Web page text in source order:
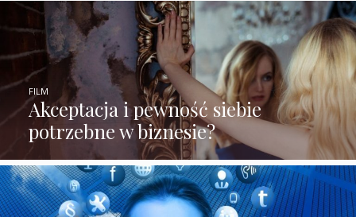
Akceptacja i pewność siebie
potrzebne w biznesie?
FILM